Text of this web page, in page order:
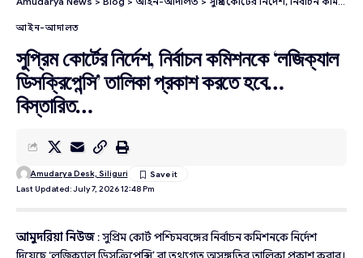
আইন-আদালত
সুপ্রিম কোর্টের নির্দেশ, নির্বাচন কমিশনকে ‘লজিক্যাল
ডিসক্রিপেন্সি’ তালিকা প্রকাশ করতে হবে…
বিস্তারিত…
Last Updated: July 7, 2026 12:48 Pm
Amudarya Desk, Siliguri
আমুদরিয়া নিউজ: সুপ্রিম কোর্ট পশ্চিমবঙ্গের নির্বাচন কমিশনকে নির্দেশ